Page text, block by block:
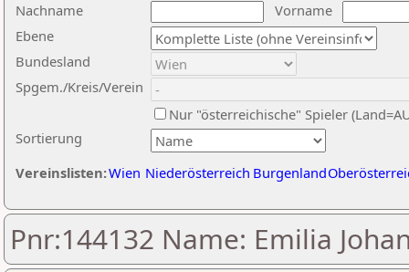
Nachname
Vorname
Ebene
Sortierung
Bundesland
Spgem./Kreis/Verein
Nur "österreichische" Spieler
Vereinslisten:Wien Niederösterreich Burgenland
Pnr:144132 Name: Emilia